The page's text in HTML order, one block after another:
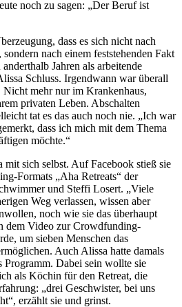
noch zu sagen: „Der Beruf ist
dass es sich nicht nach
nach einem feststehenden Fakt
Jahren als arbeitende
Schluss. Irgendwann war überall
mehr nur im Krankenhaus,
privaten Leben. Abschalten
tat es das auch noch nie. „Ich war
dass ich mich mit dem Thema
möchte.“
mit sich selbst. Auf Facebook stieß sie
Formats „Aha Retreats“ der
und Steffi Losert. „Viele
Weg verlassen, wissen aber
noch wie sie das überhaupt
dem Video zur Crowdfunding-
um sieben Menschen das
Auch Alissa hatte damals
Programm. Dabei sein wollte sie
als Köchin für den Retreat, die
„drei Geschwister, bei uns
erzählt sie und grinst.